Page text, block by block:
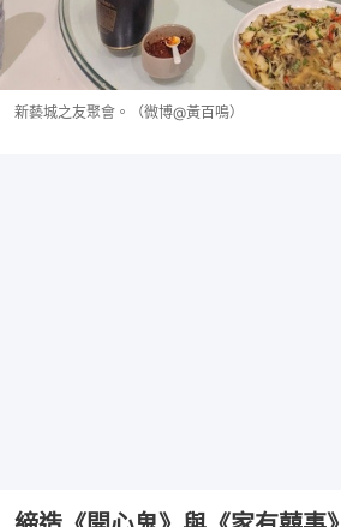
新藝城之友聚會。（微博@黃百鳴）